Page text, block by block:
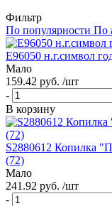
Фильтр
По популярности По
Е96050 н.г.символ
Мало
159.42 руб. /шт
-
В корзину
S2880612 Копилка
(72)
Мало
241.92 руб. /шт
-